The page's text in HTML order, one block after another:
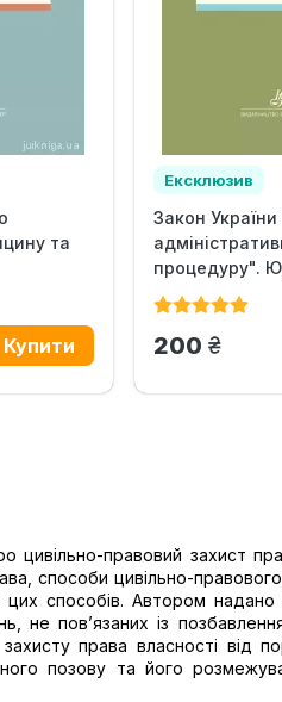
та
Ексклюзив
Закон
процедуру".
200 грн.
цивільно-правовий захист
способи цивільно-правового
способів. Автором надано
не пов’язаних із
права власності від
позову та його